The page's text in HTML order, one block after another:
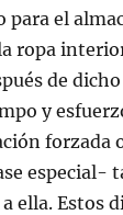
para el
ropa
de
y
forzada
especial-
ella. Estos